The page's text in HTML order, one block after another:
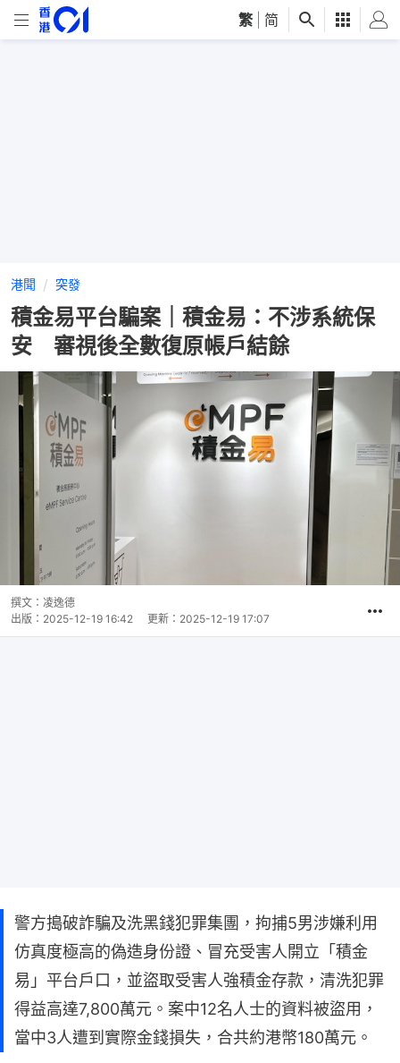
繁 简
港聞 突發
積金易平台騙案｜積金易：不涉系統保
安 審視後全數復原帳戶結餘
撰文： 凌逸德
出版： 2025-12-19 16:42 更新： 2025-12-19 17:07
警方搗破詐騙及洗黑錢犯罪集團，拘捕5男涉嫌利用
仿真度極高的偽造身份證、冒充受害人開立「積金
易」平台戶口，並盜取受害人強積金存款，清洗犯罪
得益高達7,800萬元。案中12名人士的資料被盜用，
當中3人遭到實際金錢損失，合共約港幣180萬元。